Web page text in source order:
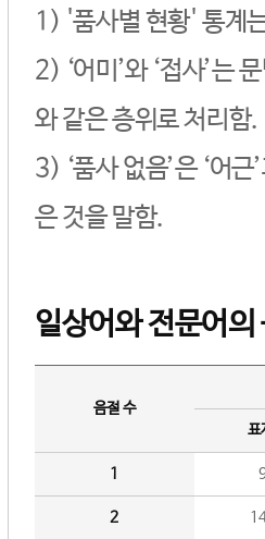
1) '품사별 현황' 통계
2) ‘어미’와 ‘접사’는
와 같은 층위로 처리함.
3) ‘품사 없음’은 ‘어
은 것을 말함.
일상어와 전문어의
음절 수
표
1
2